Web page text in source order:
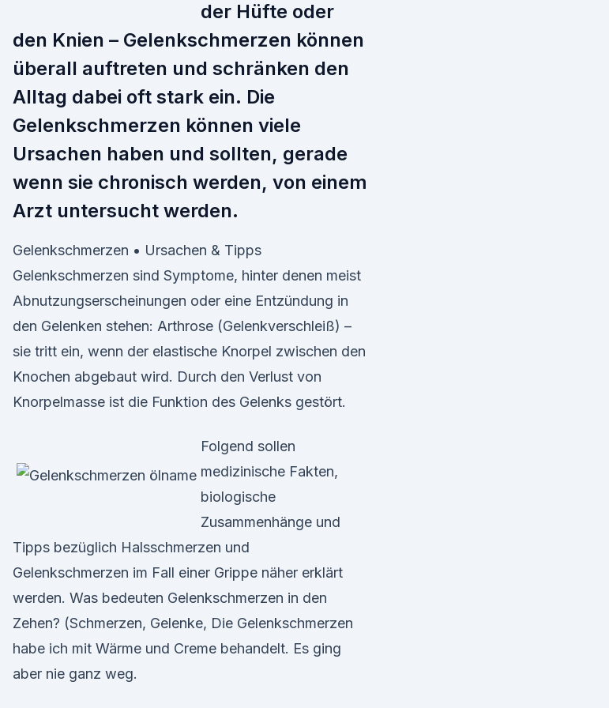
der Hüfte oder
den Knien – Gelenkschmerzen können
überall auftreten und schränken den
Alltag dabei oft stark ein. Die
Gelenkschmerzen können viele
Ursachen haben und sollten, gerade
wenn sie chronisch werden, von einem
Arzt untersucht werden.
Gelenkschmerzen • Ursachen & Tipps
Gelenkschmerzen sind Symptome, hinter denen meist
Abnutzungserscheinungen oder eine Entzündung in
den Gelenken stehen: Arthrose (Gelenkverschleiß) –
sie tritt ein, wenn der elastische Knorpel zwischen den
Knochen abgebaut wird. Durch den Verlust von
Knorpelmasse ist die Funktion des Gelenks gestört.
Folgend sollen
medizinische Fakten,
biologische
Zusammenhänge und
Tipps bezüglich Halsschmerzen und
Gelenkschmerzen im Fall einer Grippe näher erklärt
werden. Was bedeuten Gelenkschmerzen in den
Zehen? (Schmerzen, Gelenke, Die Gelenkschmerzen
habe ich mit Wärme und Creme behandelt. Es ging
aber nie ganz weg.